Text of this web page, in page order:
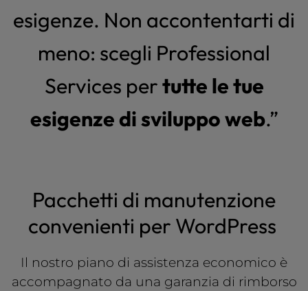
esigenze. Non accontentarti di
meno: scegli Professional
Services pertutte le tue
esigenze di sviluppo web.”
Pacchetti di manutenzione
convenienti per WordPress
Il nostro piano di assistenza economico è
accompagnato da una garanzia di rimborso